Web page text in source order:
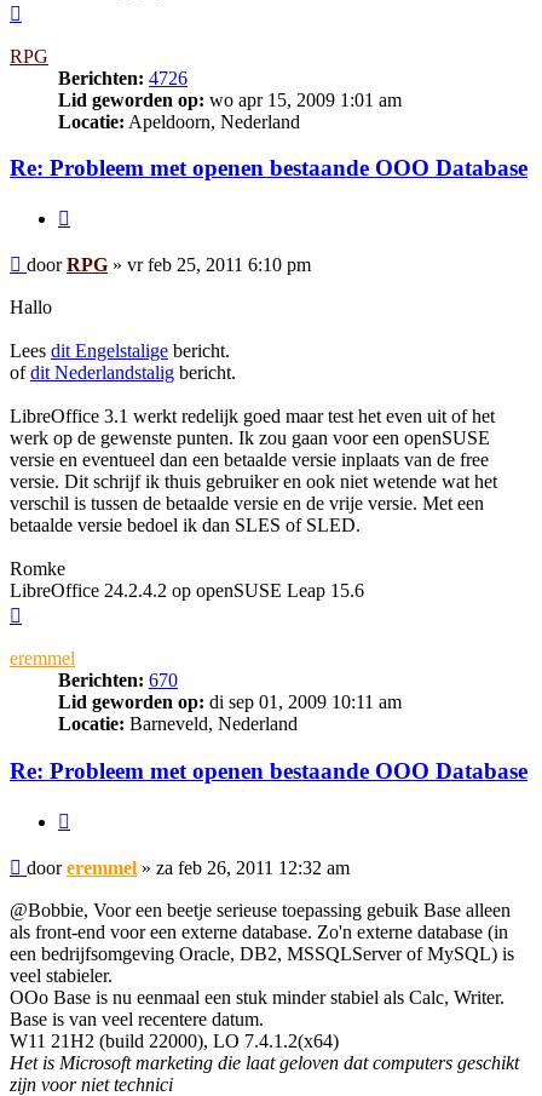
RPG
Berichten: 4726
Lid geworden op: wo apr 15, 2009 1:01 am
Locatie: Apeldoorn, Nederland
Re: Probleem met openen bestaande OOO Database
Bericht
doorRPG » vr feb 25, 2011 6:10 pm
Hallo
Lees dit Engelstalige bericht.
ofdit Nederlandstalig bericht.
LibreOffice 3.1 werkt redelijk goed maar test het even uit of het
werk op de gewenste punten. Ik zou gaan voor een openSUSE
versie en eventueel dan een betaalde versie inplaats van de free
versie. Dit schrijf ik thuis gebruiker en ook niet wetende wat het
verschil is tussen de betaalde versie en de vrije versie. Met een
betaalde versie bedoel ik dan SLES of SLED.
Romke
LibreOffice 24.2.4.2 op openSUSE Leap 15.6
eremmel
Berichten: 670
Lid geworden op: di sep 01, 2009 10:11 am
Locatie: Barneveld, Nederland
Re: Probleem met openen bestaande OOO Database
Bericht
dooreremmel » za feb 26, 2011 12:32 am
@Bobbie, Voor een beetje serieuse toepassing gebuik Base alleen
als front-end voor een externe database. Zo'n externe database (in
een bedrijfsomgeving Oracle, DB2, MSSQLServer of MySQL) is
veel stabieler.
OOo Base is nu eenmaal een stuk minder stabiel als Calc, Writer.
Base is van veel recentere datum.
W11 21H2 (build 22000), LO 7.4.1.2(x64)
Het is Microsoft marketing die laat geloven dat computers geschikt
zijn voor niet technici